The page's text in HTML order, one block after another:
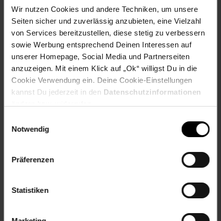
Wir nutzen Cookies und andere Techniken, um unsere
Seiten sicher und zuverlässig anzubieten, eine Vielzahl
von Services bereitzustellen, diese stetig zu verbessern
sowie Werbung entsprechend Deinen Interessen auf
unserer Homepage, Social Media und Partnerseiten
anzuzeigen. Mit einem Klick auf „Ok“ willigst Du in die
Cookie Verwendung ein. Deine Cookie-Einstellungen
kannst Du jederzeit in den Datenschutzinformationen
Notwendig
Präferenzen
Statistiken
Verschluss: Reißverschluss
productSafety Address: High Tech Campus 92 5656
AG, Eindhoven The Netherlands
productSafety Email: sbx@shimano-eu.com
productSafety Name: Shimano Europe B.V.
Ärmel: lange Ärmel
Gewählte Variante:
Größe: S
Artikelnummer: 2601921003